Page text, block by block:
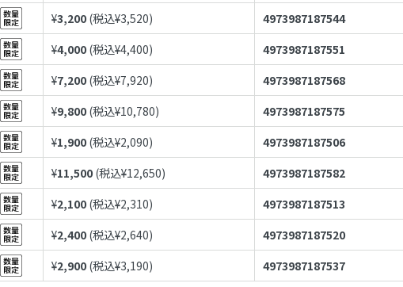
¥3,200 (税込¥3,520)
4973987187544
¥4,000 (税込¥4,400)
4973987187551
¥7,200 (税込¥7,920)
4973987187568
¥9,800 (税込¥10,780)
4973987187575
¥1,900 (税込¥2,090)
4973987187506
¥11,500 (税込¥12,650)
4973987187582
¥2,100 (税込¥2,310)
4973987187513
¥2,400 (税込¥2,640)
4973987187520
¥2,900 (税込¥3,190) 4973987187537